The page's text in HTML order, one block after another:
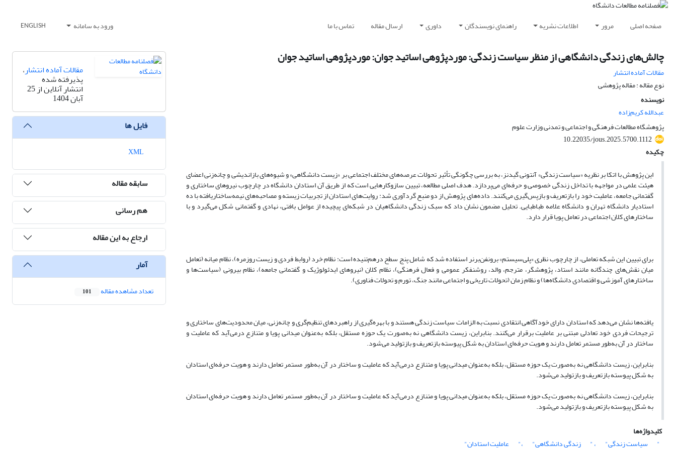
صفحه اصلی مرور اطلاعات نشریه راهنمای نویسندگان داوری ارسال مقاله تماس با ما ورود به سامانه ENGLISH
چالش‌های زندگی دانشگاهی از منظر سیاست زندگی: موردپژوهی اساتید جوان: موردپژوهی اساتید جوان
مقالات آماده انتشار
نوع مقاله : مقاله پژوهشی
نویسنده
عبدالله کریم‌زاده
پژوهشگاه مطالعات فرهنگی و اجتماعی و تمدنی وزارت علوم
10.22035/jous.2025.5700.1112
چکیده
این پژوهش با اتکا بر نظریه «سیاست زندگی» آنتونی گیدنز، به بررسی چگونگی تأثیر تحولات عرصه‌های مختلف اجتماعی بر «زیست دانشگاهی» و شیوه‌های بازاندیشی و چانه‌زنی اعضای
هیئت علمی در مواجهه با تداخل زندگی خصوصی و حرفه‌ای می‌پردازد. هدف اصلی مطالعه، تبیین سازوکارهایی است که از طریق آن استادان دانشگاه در چارچوب نیروهای ساختاری و
گفتمانی جامعه، عاملیت خود را بازتعریف و بازپس‌گیری می‌کنند. داده‌های پژوهش از دو منبع گردآوری شد: روایت‌های استادان از تجربیات زیسته و مصاحبه‌های نیمه‌ساختاریافته با ده
استادیار دانشگاه تهران و دانشگاه علامه طباطبایی. تحلیل مضمون نشان داد که سبک زندگی دانشگاهیان در شبکه‌ای پیچیده از عوامل بافتی، نهادی و گفتمانی شکل می‌گیرد و با
ساختارهای کلان اجتماعی در تعامل پویا قرار دارد.
برای تبیین این شبکه تعاملی، از چارچوب نظری «پلی‌سیستم» برونفن‌برنر استفاده شد که شامل پنج سطح درهم‌تنیده است: نظام خرد (روابط فردی و زیست روزمره)، نظام میانه (تعامل
میان نقش‌های چندگانه مانند استاد، پژوهشگر، مترجم، والد، روشنفکر عمومی و فعال فرهنگی)، نظام کلان (نیروهای ایدئولوژیک و گفتمانی جامعه)، نظام بیرونی (سیاست‌ها و
ساختارهای آموزشی و اقتصادی دانشگاه‌ها) و نظام زمان (تحولات تاریخی و اجتماعی مانند جنگ، تورم و تحولات فناوری).
یافته‌ها نشان می‌دهد که استادان دارای خودآگاهی انتقادی نسبت به الزامات سیاست زندگی هستند و با بهره‌گیری از راهبردهای تنظیم‌گری و چانه‌زنی، میان محدودیت‌های ساختاری و
ترجیحات فردی خود تعادلی مبتنی بر عاملیت برقرار می‌کنند. بنابراین، زیست دانشگاهی نه به‌صورت یک حوزه مستقل، بلکه به‌عنوان میدانی پویا و متنازع درمی‌آید که عاملیت و
ساختار در آن به‌طور مستمر تعامل دارند و هویت حرفه‌ای استادان به شکل پیوسته بازتعریف و بازتولید می‌شود.
بنابراین، زیست دانشگاهی نه به‌صورت یک حوزه مستقل، بلکه به‌عنوان میدانی پویا و متنازع درمی‌آید که عاملیت و ساختار در آن به‌طور مستمر تعامل دارند و هویت حرفه‌ای استادان
به شکل پیوسته بازتعریف و بازتولید می‌شود.
بنابراین، زیست دانشگاهی نه به‌صورت یک حوزه مستقل، بلکه به‌عنوان میدانی پویا و متنازع درمی‌آید که عاملیت و ساختار در آن به‌طور مستمر تعامل دارند و هویت حرفه‌ای استادان
به شکل پیوسته بازتعریف و بازتولید می‌شود.
کلیدواژه‌ها
"
سیاست زندگی" ، " زندگی دانشگاهی" ،" عاملیت استادان"
مقالات آماده انتشار،
پذیرفته شده
انتشار آنلاین از 25
آبان 1404
فایل ها
سابقه مقاله
هم رسانی
ارجاع به این مقاله
آمار
تعداد مشاهده مقاله 101